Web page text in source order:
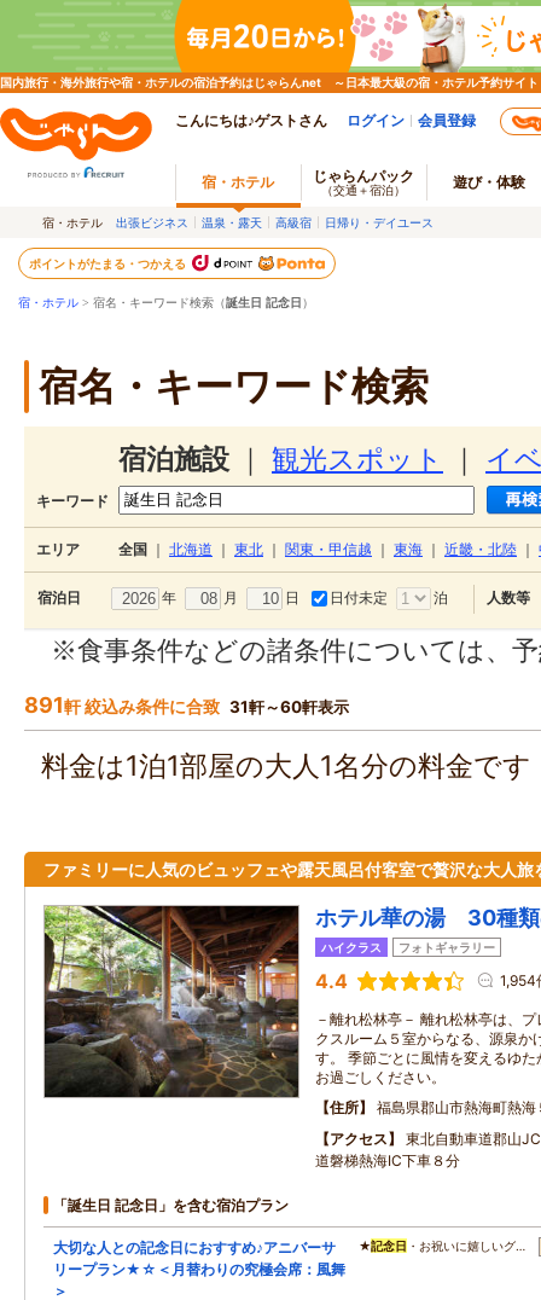
国内旅行・海外旅行や宿・ホテルの宿泊予約はじゃらんnet ～日本最大級の宿・ホテル予約サイト
こんにちは♪ゲストさん ログイン 会員登録
宿・ホテル じゃらんパック
（交通＋宿泊） 遊び・体験
宿・ホテル 出張ビジネス 温泉・露天 高級宿 日帰り・デイユース
ポイントがたまる・つかえる
宿・ホテル > 宿名・キーワード検索（誕生日 記念日 ）
宿名・キーワード検索
宿泊施設 観光スポット イ
キーワード
エリア 全国 北海道 東北 関東・甲信越 東海 近畿・北陸
宿泊日 年 月 日 日付未定 泊 人数等
※食事条件などの諸条件については、
891軒 絞込み条件に合致 31軒～60軒表示
料金は1泊1部屋の大人1名分の料金で
ファミリーに人気のビュッフェや露天風呂付客室で贅沢な大人旅
ホテル華の湯 30種類
ハイクラス フォトギャラリー
4.4 1,954
－離れ松林亭－ 離れ松林亭は、
クスルーム５室からなる、源泉か
す。 季節ごとに風情を変えるゆ
お過ごしください。
住所
福島県郡山市熱海町熱海
アクセス
東北自動車道郡山
道磐梯熱海IC下車８分
「誕生日 記念日」を含む宿泊プラン
大切な人との記念日におすすめ♪アニバーサ
リープラン★☆＜月替わりの究極会席：風舞
＞
★記念日 ・お祝いに嬉しいグ…